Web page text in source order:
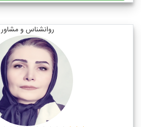
روانشناس و مشاور